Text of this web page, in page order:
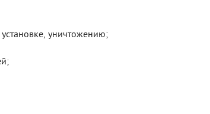
уничтожению;